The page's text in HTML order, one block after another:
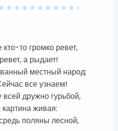
то громко ревет,
а рыдает!
местный народ:
все узнаем!
дружно гурьбой,
живая:
поляны лесной,